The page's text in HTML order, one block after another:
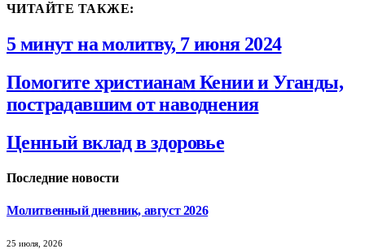
ЧИТАЙТЕ ТАКЖЕ:
5 минут на молитву, 7 июня 2024
Помогите христианам Кении и Уганды,
пострадавшим от наводнения
Ценный вклад в здоровье
Последние новости
Молитвенный дневник, август 2026
25 июля, 2026